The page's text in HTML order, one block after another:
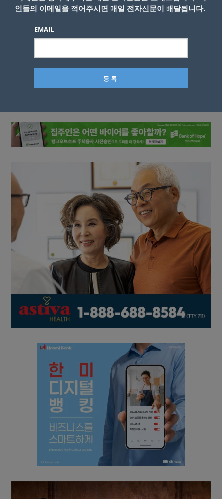
인들의 이메일을 적어주시면 매일 전자신문이 배달됩니다.
EMAIL